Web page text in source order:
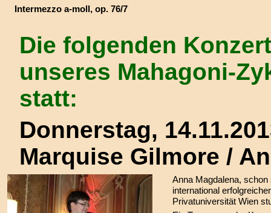
Intermezzo a-moll, op. 76/7
Die folgenden
unseres Mahagoni-
statt:
Donnerstag,
Marquise Gilmore /
Anna Magdalena,
international
Privatuniversität Wien